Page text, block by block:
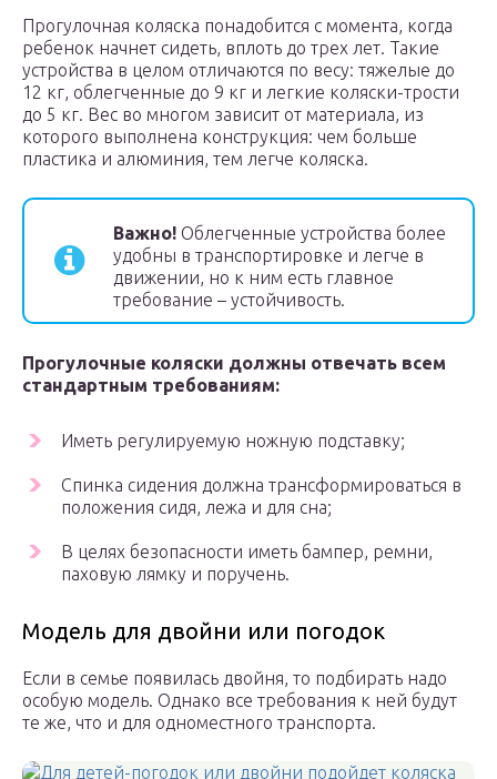
Прогулочная коляска понадобится с момента, когда
ребенок начнет сидеть, вплоть до трех лет. Такие
устройства в целом отличаются по весу: тяжелые до
12 кг, облегченные до 9 кг и легкие коляски-трости
до 5 кг. Вес во многом зависит от материала, из
которого выполнена конструкция: чем больше
пластика и алюминия, тем легче коляска.
Важно! Облегченные устройства более
удобны в транспортировке и легче в
движении, но к ним есть главное
требование – устойчивость.
Прогулочные коляски должны отвечать всем
стандартным требованиям:
Иметь регулируемую ножную подставку;
Спинка сидения должна трансформироваться в
положения сидя, лежа и для сна;
В целях безопасности иметь бампер, ремни,
паховую лямку и поручень.
Модель для двойни или погодок
Если в семье появилась двойня, то подбирать надо
особую модель. Однако все требования к ней будут
те же, что и для одноместного транспорта.